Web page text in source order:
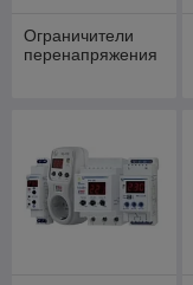
Ограничители
перенапряжения